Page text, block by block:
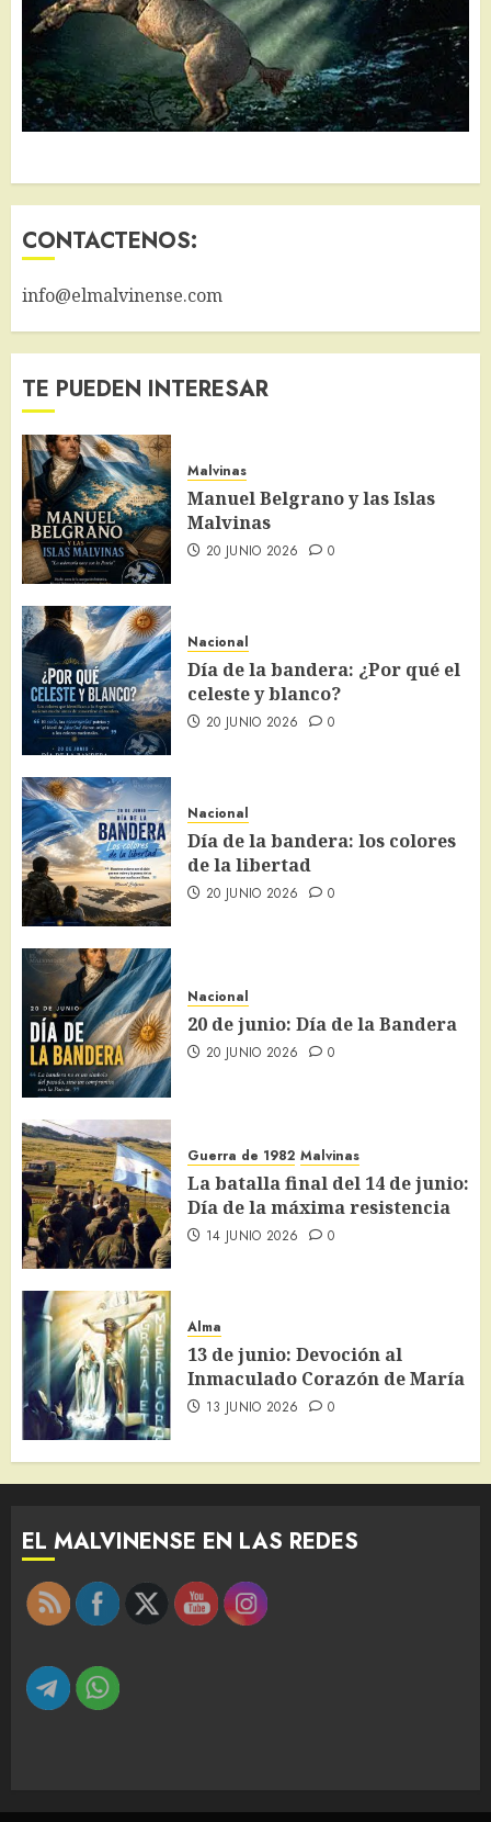
CONTACTENOS:
info@elmalvinense.com
TE PUEDEN INTERESAR
Malvinas
Manuel Belgrano y las Islas
Malvinas
20 JUNIO 2026 0
Nacional
Día de la bandera: ¿Por qué el
celeste y blanco?
20 JUNIO 2026 0
Nacional
Día de la bandera: los colores
de la libertad
20 JUNIO 2026 0
Nacional
20 de junio: Día de la Bandera
20 JUNIO 2026 0
Guerra de 1982 Malvinas
La batalla final del 14 de junio:
Día de la máxima resistencia
14 JUNIO 2026 0
Alma
13 de junio: Devoción al
Inmaculado Corazón de María
13 JUNIO 2026 0
EL MALVINENSE EN LAS REDES